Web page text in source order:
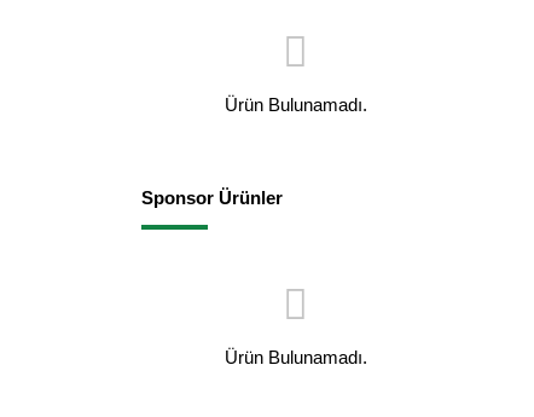
Ürün Bulunamadı.
Sponsor Ürünler
Ürün Bulunamadı.